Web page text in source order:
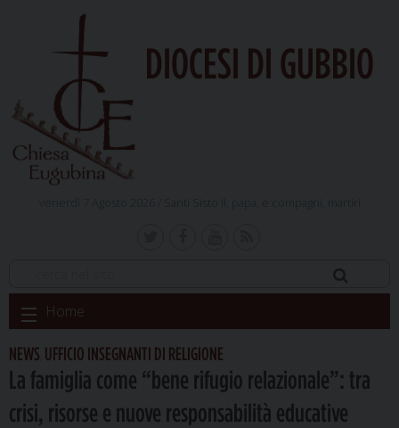
DIOCESI DI GUBBIO
Skip
to
content
Home
NEWS UFFICIO INSEGNANTI DI RELIGIONE
La famiglia come “bene rifugio relazionale”: tra
crisi, risorse e nuove responsabilità educative